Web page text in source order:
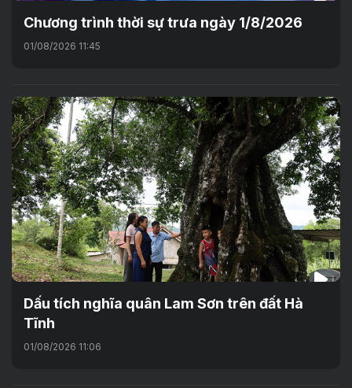
Chương trình thời sự trưa ngày 1/8/2026
01/08/2026 11:45
Dấu tích nghĩa quân Lam Sơn trên đất Hà
Tĩnh
01/08/2026 11:06